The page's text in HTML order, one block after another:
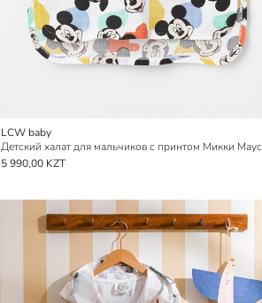
LCW baby
Детский халат для мальчиков с принтом Микки Маус
5 990,00 KZT